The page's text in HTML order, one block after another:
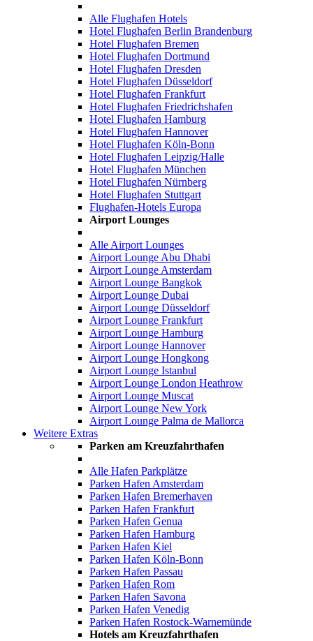
Alle Flughafen Hotels
Hotel Flughafen Berlin Brandenburg
Hotel Flughafen Bremen
Hotel Flughafen Dortmund
Hotel Flughafen Dresden
Hotel Flughafen Düsseldorf
Hotel Flughafen Frankfurt
Hotel Flughafen Friedrichshafen
Hotel Flughafen Hamburg
Hotel Flughafen Hannover
Hotel Flughafen Köln-Bonn
Hotel Flughafen Leipzig/Halle
Hotel Flughafen München
Hotel Flughafen Nürnberg
Hotel Flughafen Stuttgart
Flughafen-Hotels Europa
Airport Lounges
Alle Airport Lounges
Airport Lounge Abu Dhabi
Airport Lounge Amsterdam
Airport Lounge Bangkok
Airport Lounge Dubai
Airport Lounge Düsseldorf
Airport Lounge Frankfurt
Airport Lounge Hamburg
Airport Lounge Hannover
Airport Lounge Hongkong
Airport Lounge Istanbul
Airport Lounge London Heathrow
Airport Lounge Muscat
Airport Lounge New York
Airport Lounge Palma de Mallorca
Weitere Extras
Parken am Kreuzfahrthafen
Alle Hafen Parkplätze
Parken Hafen Amsterdam
Parken Hafen Bremerhaven
Parken Hafen Frankfurt
Parken Hafen Genua
Parken Hafen Hamburg
Parken Hafen Kiel
Parken Hafen Köln-Bonn
Parken Hafen Passau
Parken Hafen Rom
Parken Hafen Savona
Parken Hafen Venedig
Parken Hafen Rostock-Warnemünde
Hotels am Kreuzfahrthafen